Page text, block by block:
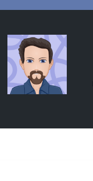
au
contenu